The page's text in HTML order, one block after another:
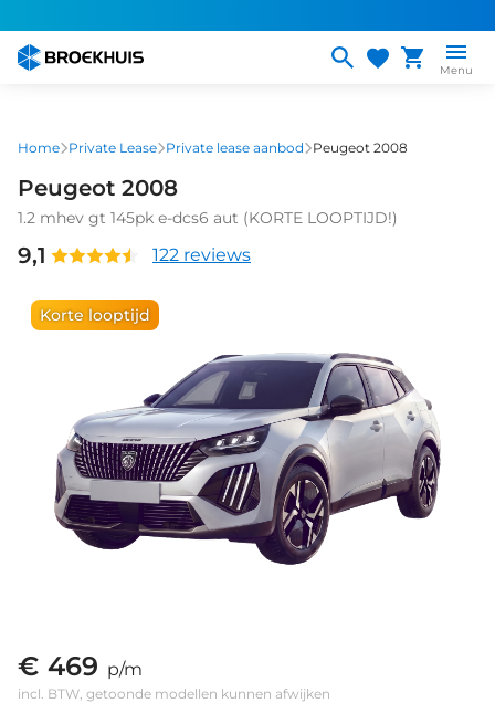
naar
gaan
Menu
Home Private Lease Private lease aanbod Peugeot 2008
Peugeot 2008
1.2 mhev gt 145pk e-dcs6 aut (KORTE LOOPTIJD!)
9,1 122 reviews
Korte looptijd
€ 469 p/m
incl. BTW, getoonde modellen kunnen afwijken